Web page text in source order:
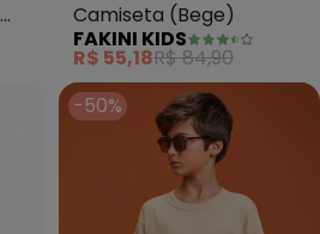
Camiseta (Bege)
FAKINI KIDS
R$ 55,18R$ 84,90
-50%